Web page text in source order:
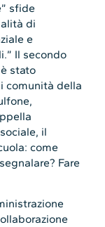
sfide
di
e
Il secondo
stato
comunità della
il
come
Fare